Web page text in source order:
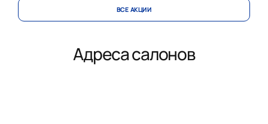
ВСЕ АКЦИИ
Адреса салонов